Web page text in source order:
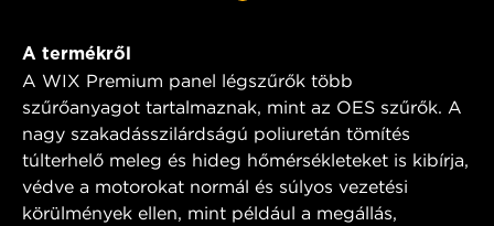
A termékről
A WIX Premium panel légszűrők több
szűrőanyagot tartalmaznak, mint az OES szűrők. A
nagy szakadásszilárdságú poliuretán tömítés
túlterhelő meleg és hideg hőmérsékleteket is kibírja,
védve a motorokat normál és súlyos vezetési
körülmények ellen, mint például a megállás,